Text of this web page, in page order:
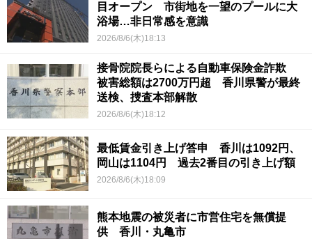
目オープン 市街地を一望のプールに大
浴場…非日常感を意識
2026/8/6(木)18:13
接骨院院長らによる自動車保険金詐欺
被害総額は2700万円超 香川県警が最終
送検、捜査本部解散
2026/8/6(木)18:12
最低賃金引き上げ答申 香川は1092円、
岡山は1104円 過去2番目の引き上げ額
2026/8/6(木)18:09
熊本地震の被災者に市営住宅を無償提
供 香川・丸亀市